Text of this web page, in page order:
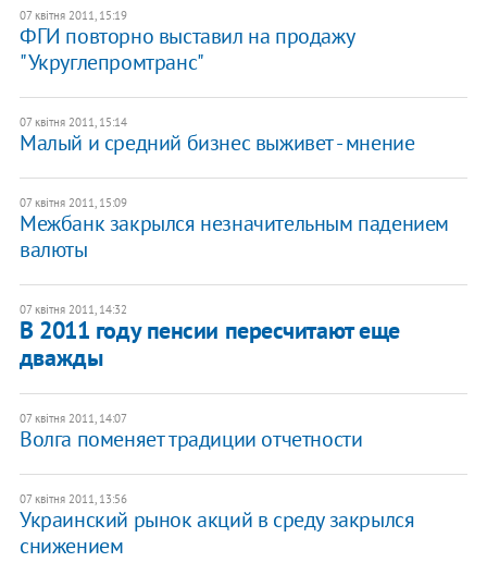
07 квітня 2011, 15:19
ФГИ повторно выставил на продажу
"Укруглепромтранс"
07 квітня 2011, 15:14
Малый и средний бизнес выживет - мнение
07 квітня 2011, 15:09
Межбанк закрылся незначительным падением
валюты
07 квітня 2011, 14:32
В 2011 году пенсии пересчитают еще
дважды
07 квітня 2011, 14:07
Волга поменяет традиции отчетности
07 квітня 2011, 13:56
Украинский рынок акций в среду закрылся
снижением